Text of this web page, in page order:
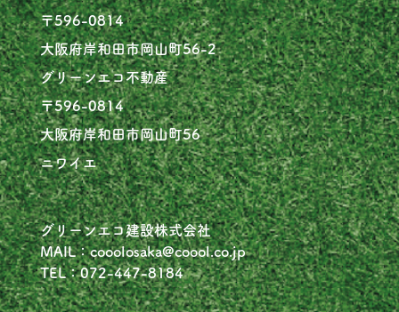
〒596-0814
大阪府岸和田市岡山町56-2
グリーンエコ不動産
〒596-0814
大阪府岸和田市岡山町56
ニワイエ
グリーンエコ建設株式会社
MAIL：cooolosaka@coool.co.jp
TEL：072-447-8184